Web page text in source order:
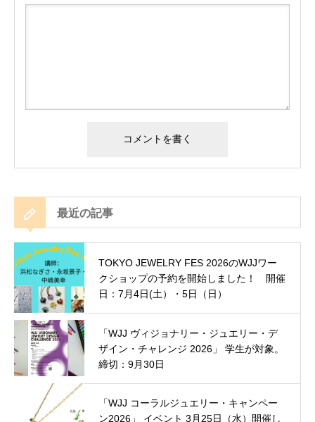
最近の記事
TOKYO JEWELRY FES 2026のWJJワー
クショップの予約を開始しました！ 開催
日：7月4日(土）・5日（日）
「WJJ ヴィジョナリー・ジュエリー・デ
ザイン・チャレンジ 2026」 学生が対象。
締切：9月30日
「WJJ コーラルジュエリー・キャンペー
ン2026」 イベント 3月25日（水）開催し